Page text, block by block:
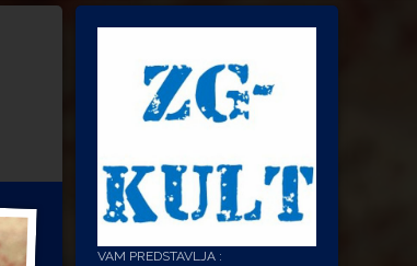
VAM PREDSTAVLJA :